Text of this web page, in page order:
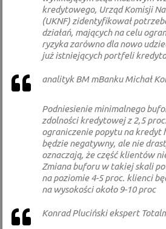
kredytowego, Urząd Komisji
(UKNF) zidentyfikował
działań, mających na celu
ryzyka zarówno dla nowo
już istniejących portfeli
analityk BM mBanku Michał
Podniesienie minimalnego
zdolności kredytowej z 2,5
ograniczenie popytu na kredyt
będzie negatywny, ale nie
oznaczają, że część klientów
Zmiana buforu w takiej skali
na poziomie 4-5 proc. klienci
na wysokości około 9-10 proc
Konrad Pluciński ekspert